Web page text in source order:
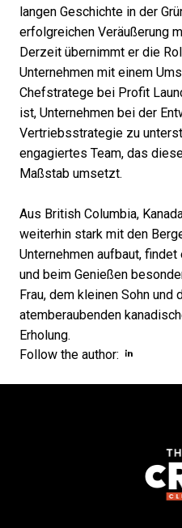
langen Geschichte in der
erfolgreichen Veräußerung
Derzeit übernimmt er die
Unternehmen mit einem
Chefstratege bei Profit
ist, Unternehmen bei der
Vertriebsstrategie zu
engagiertes Team, das
Maßstab umsetzt.
Aus British Columbia,
weiterhin stark mit den
Unternehmen aufbaut,
und beim Genießen
Frau, dem kleinen Sohn
atemberaubenden
Erholung.
Follow the author: Opens